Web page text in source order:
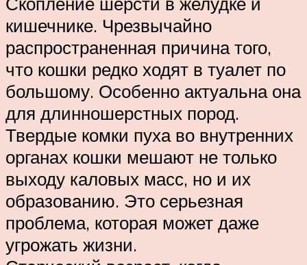
кишечнике. Чрезвычайно
распространенная причина того,
что кошки редко ходят в туалет по
большому. Особенно актуальна она
для длинношерстных пород.
Твердые комки пуха во внутренних
органах кошки мешают не только
выходу каловых масс, но и их
образованию. Это серьезная
проблема, которая может даже
угрожать жизни.